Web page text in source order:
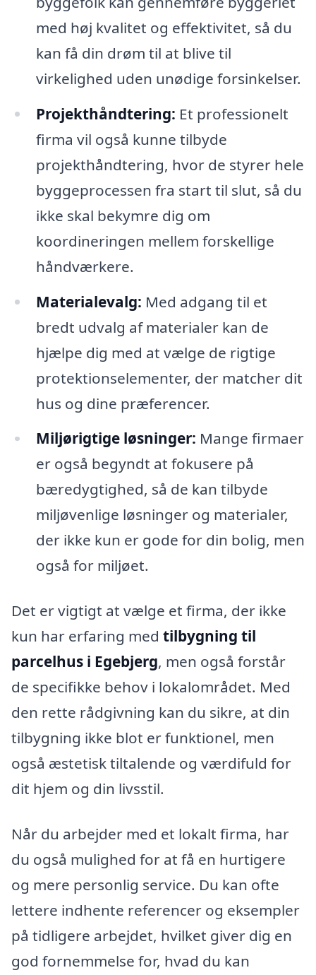
med høj kvalitet og effektivitet, så du
kan få din drøm til at blive til
virkelighed uden unødige forsinkelser.
Projekthåndtering: Et professionelt
firma vil også kunne tilbyde
projekthåndtering, hvor de styrer hele
byggeprocessen fra start til slut, så du
ikke skal bekymre dig om
koordineringen mellem forskellige
håndværkere.
Materialevalg: Med adgang til et
bredt udvalg af materialer kan de
hjælpe dig med at vælge de rigtige
protektionselementer, der matcher dit
hus og dine præferencer.
Miljørigtige løsninger: Mange firmaer
er også begyndt at fokusere på
bæredygtighed, så de kan tilbyde
miljøvenlige løsninger og materialer,
der ikke kun er gode for din bolig, men
også for miljøet.
Det er vigtigt at vælge et firma, der ikke
kun har erfaring med tilbygning til
parcelhus i Egebjerg, men også forstår
de specifikke behov i lokalområdet. Med
den rette rådgivning kan du sikre, at din
tilbygning ikke blot er funktionel, men
også æstetisk tiltalende og værdifuld for
dit hjem og din livsstil.
Når du arbejder med et lokalt firma, har
du også mulighed for at få en hurtigere
og mere personlig service. Du kan ofte
lettere indhente referencer og eksempler
på tidligere arbejdet, hvilket giver dig en
god fornemmelse for, hvad du kan